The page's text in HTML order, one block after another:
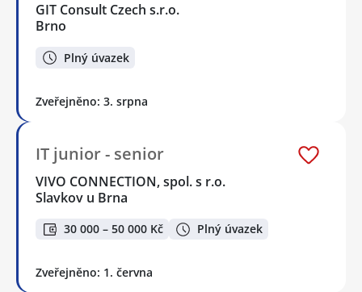
GIT Consult Czech s.r.o.
Brno
Plný úvazek
Zveřejněno: 3. srpna
IT junior - senior
VIVO CONNECTION, spol. s r.o.
Slavkov u Brna
30 000 – 50 000 Kč Plný úvazek
Zveřejněno: 1. června